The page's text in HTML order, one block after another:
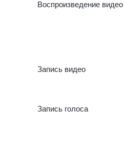
Воспроизведение видео
Запись видео
Запись голоса